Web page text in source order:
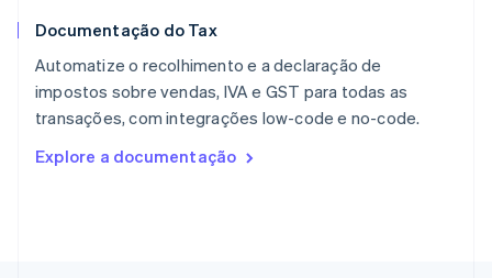
Documentação do Tax
Automatize o recolhimento e a declaração de
impostos sobre vendas, IVA e GST para todas as
transações, com integrações low-code e no-code.
Explore a documentação
English简体中文
Reino Unido
República Tcheca
English
English